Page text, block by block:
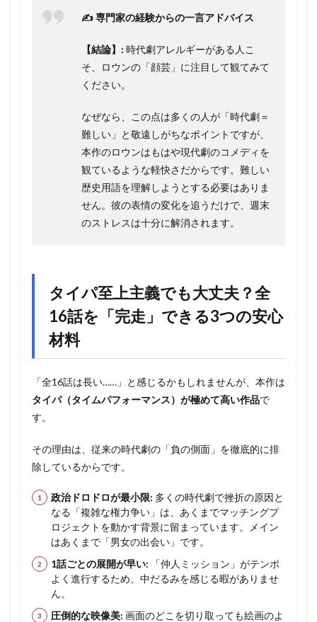
✍️ 専門家の経験からの一言アドバイス
【結論】: 時代劇アレルギーがある人こ
そ、ロウンの「顔芸」に注目して観てみて
ください。
なぜなら、この点は多くの人が「時代劇＝
難しい」と敬遠しがちなポイントですが、
本作のロウンはもはや現代劇のコメディを
観ているような軽快さだからです。難しい
歴史用語を理解しようとする必要はありま
せん。彼の表情の変化を追うだけで、週末
のストレスは十分に解消されます。
タイパ至上主義でも大丈夫？全
16話を「完走」できる3つの安心
材料
「全16話は長い……」と感じるかもしれませんが、本作は
タイパ（タイムパフォーマンス）が極めて高い作品で
す。
その理由は、従来の時代劇の「負の側面」を徹底的に排
除しているからです。
政治ドロドロが最小限: 多くの時代劇で挫折の原因と
なる「複雑な権力争い」は、あくまでマッチングプ
ロジェクトを動かす背景に留まっています。メイン
はあくまで「男女の出会い」です。
1話ごとの展開が早い: 「仲人ミッション」がテンポ
よく進行するため、中だるみを感じる暇がありませ
ん。
圧倒的な映像美: 画面のどこを切り取っても絵画のよ